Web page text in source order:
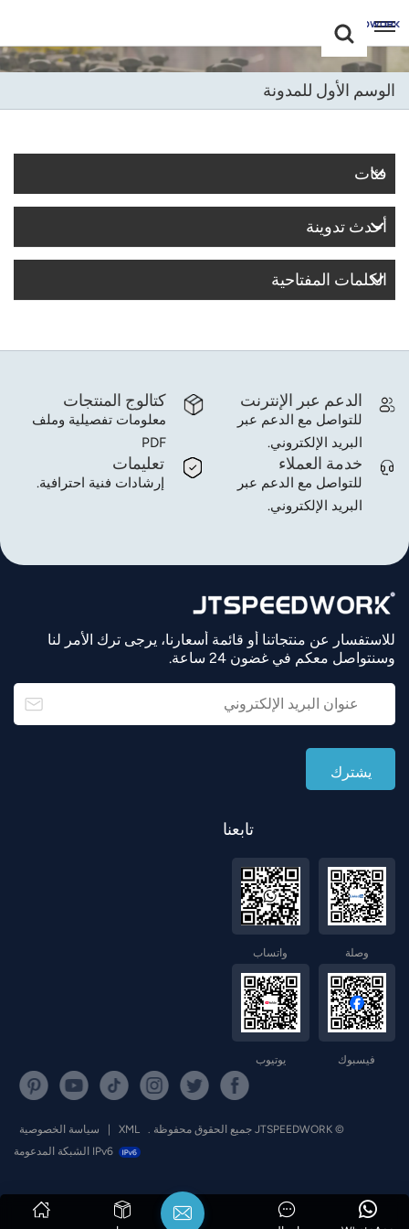
+86 -18681515767
English
Français
Deutsch
Italiano
Nederland
عربي
日语
Türk
Ελληνικά
Melayu
Polski
แบบไทย
magyar
الوسم الأول للمدونة
فئات
أحدث تدوينة
الكلمات المفتاحية
كتالوج المنتجات
معلومات تفصيلية وملف
PDF
الدعم عبر الإنترنت
للتواصل مع الدعم عبر
البريد الإلكتروني.
تعليمات
إرشادات فنية احترافية.
خدمة العملاء
للتواصل مع الدعم عبر
البريد الإلكتروني.
للاستفسار عن منتجاتنا أو قائمة أسعارنا، يرجى ترك الأمر لنا
وسنتواصل معكم في غضون 24 ساعة.
تابعنا
واتساب وصلة
يوتيوب فيسبوك
© JTSPEEDWORK جميع الحقوق محفوظة . XML
سياسة الخصوصية
IPv6 الشبكة المدعومة